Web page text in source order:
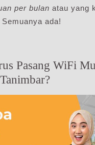
per bulan atau yang
ada!
Pasang WiFi